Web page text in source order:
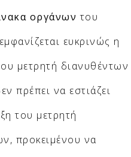
οργάνων του
ευκρινώς η
μετρητή διανυθέντων
πρέπει να εστιάζει
του μετρητή
προκειμένου να